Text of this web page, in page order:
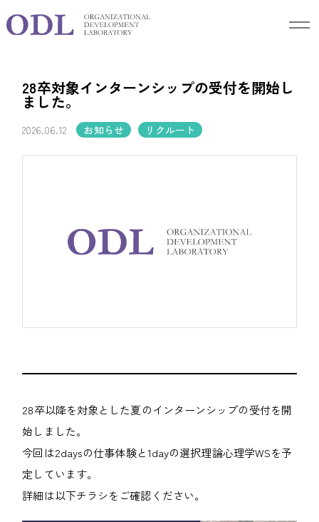
Blog ブログ
28卒対象インターンシップの受付を開始し
ました。
2026.06.12 お知らせ リクルート
28卒以降を対象とした夏のインターンシップの受付を開
始しました。
今回は2daysの仕事体験と1dayの選択理論心理学WSを予
定しています。
詳細は以下チラシをご確認ください。